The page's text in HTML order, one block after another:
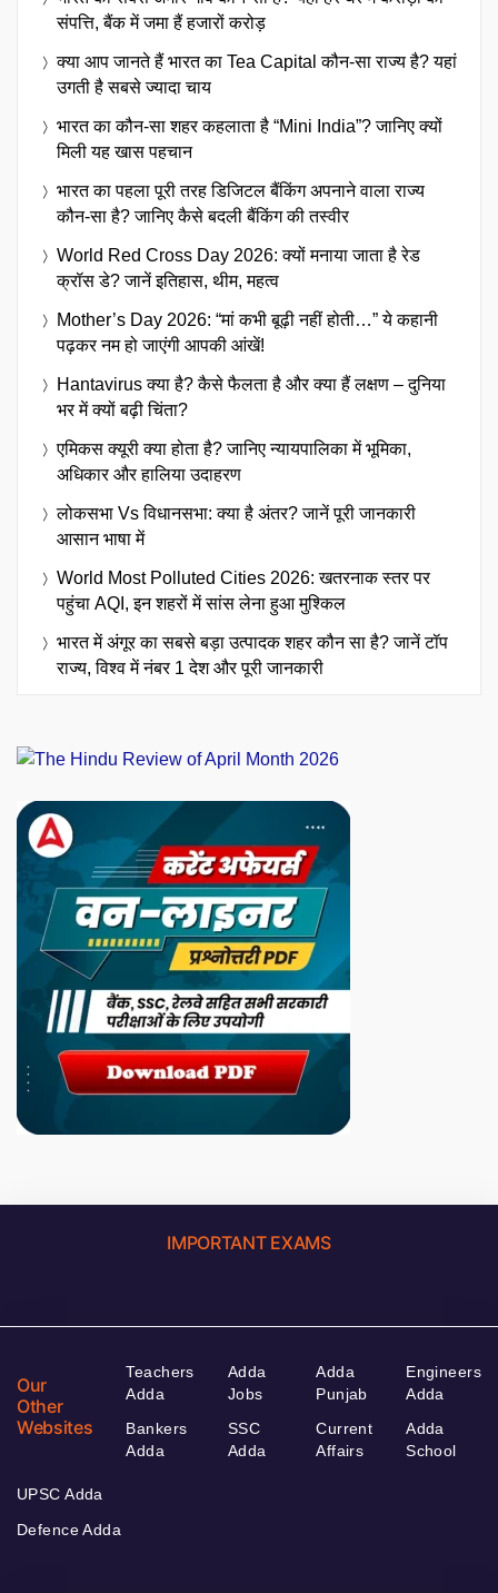
संपत्ति, बैंक में जमा हैं हजारों करोड़
क्या आप जानते हैं भारत का Tea Capital कौन-सा राज्य है? यहां
उगती है सबसे ज्यादा चाय
भारत का कौन-सा शहर कहलाता है “Mini India”? जानिए क्यों
मिली यह खास पहचान
भारत का पहला पूरी तरह डिजिटल बैंकिंग अपनाने वाला राज्य
कौन-सा है? जानिए कैसे बदली बैंकिंग की तस्वीर
World Red Cross Day 2026: क्यों मनाया जाता है रेड
क्रॉस डे? जानें इतिहास, थीम, महत्व
Mother’s Day 2026: “मां कभी बूढ़ी नहीं होती…” ये कहानी
पढ़कर नम हो जाएंगी आपकी आंखें!
Hantavirus क्या है? कैसे फैलता है और क्या हैं लक्षण – दुनिया
भर में क्यों बढ़ी चिंता?
एमिकस क्यूरी क्या होता है? जानिए न्यायपालिका में भूमिका,
अधिकार और हालिया उदाहरण
लोकसभा Vs विधानसभा: क्या है अंतर? जानें पूरी जानकारी
आसान भाषा में
World Most Polluted Cities 2026: खतरनाक स्तर पर
पहुंचा AQI, इन शहरों में सांस लेना हुआ मुश्किल
भारत में अंगूर का सबसे बड़ा उत्पादक शहर कौन सा है? जानें टॉप
राज्य, विश्व में नंबर 1 देश और पूरी जानकारी
IMPORTANT EXAMS
Our
Other
Websites
Teachers
Adda
Bankers
Adda
Adda
Jobs
SSC
Adda
Adda
Punjab
Current
Affairs
Engineers
Adda
Adda
School
UPSC Adda
Defence Adda